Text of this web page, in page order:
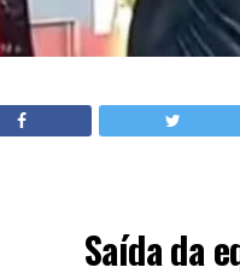
Saída da